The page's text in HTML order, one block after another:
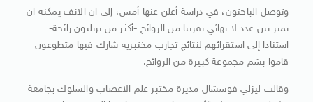
وتوصل الباحثون، في دراسة أعلن عنها أمس، إلى ان الانف يمكنه ان
يميز بين عدد لا نهائي تقريبا من الروائح -أكثر من تريليون رائحة-
استنادا إلى استقرائهم لنتائج تجارب مختبرية شارك فيها متطوعون
قاموا بشم مجموعة كبيرة من الروائح.
وقالت ليزلي فوسشال مديرة مختبر علم الاعصاب والسلوك بجامعة